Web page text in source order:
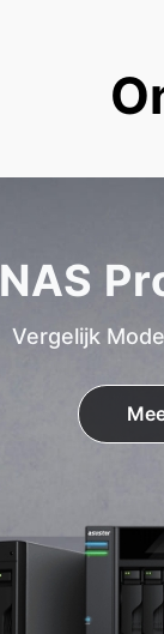
NAS
Vergelijk